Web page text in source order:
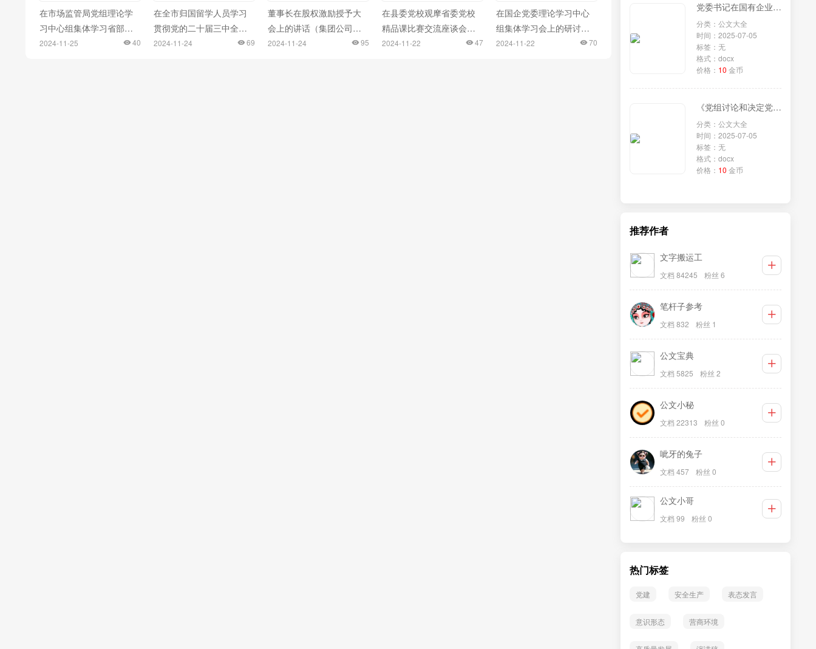
在市场监管局党组理论学
习中心组集体学习省部级
主要领导干部学习贯彻党
2024-11-25 40
在全市归国留学人员学习
贯彻党的二十届三中全会
精神座谈会上的发言材料
2024-11-24 69
董事长在股权激励授予大
会上的讲话（集团公司）
（2篇）
2024-11-24 95
在县委党校观摩省委党校
精品课比赛交流座谈会上
的交流发言
2024-11-22 47
在国企党委理论学习中心
组集体学习会上的研讨交
流发言（新质生产力专
2024-11-22 70
党委书记在国有企业理论学习中心组专题学习《党组讨论和决定党员处分事项工作程序规定》研讨会上的发言
分类：公文大全
时间：2025-07-05
标签：无
格式：docx
价格： 10 金币
《党组讨论和决定党员处分事项工作程序规定》学习研讨发言：深入贯彻程序规定，强化政法队伍纪律建设
分类：公文大全
时间：2025-07-05
标签：无
格式：docx
价格： 10 金币
推荐作者
文字搬运工
文档 84245 粉丝 6
笔杆子参考
文档 832 粉丝 1
公文宝典
文档 5825 粉丝 2
公文小秘
文档 22313 粉丝 0
呲牙的兔子
文档 457 粉丝 0
公文小哥
文档 99 粉丝 0
热门标签
党建 安全生产 表态发言
意识形态 营商环境